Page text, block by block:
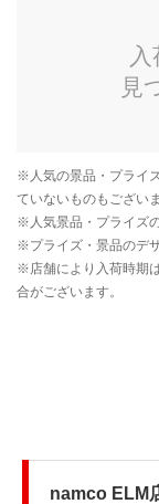
namco ELM